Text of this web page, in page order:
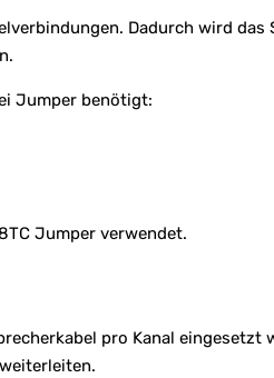
Dadurch wird
Jumper benötigt:
Jumper verwendet.
pro Kanal